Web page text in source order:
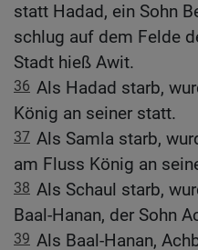
statt Hadad, ein Sohn
schlug auf dem Felde
Stadt hieß Awit.
36 Als Hadad starb,
König an seiner statt.
37 Als Samla starb,
am Fluss König an
38 Als Schaul starb,
Baal-Hanan, der Sohn
39 Als Baal-Hanan,